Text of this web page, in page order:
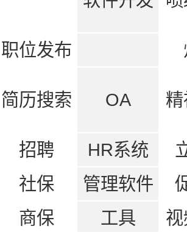
职位发布
简历搜索 OA
招聘 HR系统
社保 管理软件
商保 工具